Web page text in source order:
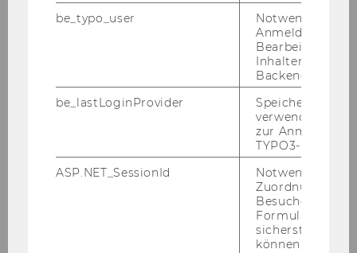
be_typo_user
Notwendig für
Anmeldung und
Bearbeitung von
Inhalten im
Backend.
be_lastLoginProvider
Speichert die
verwendete
zur Anmeldung
TYPO3-Backend.
ASP.NET_SessionId
Notwendig, um
Zuordnung von
Besucher zu
sicherstellen zu
können.